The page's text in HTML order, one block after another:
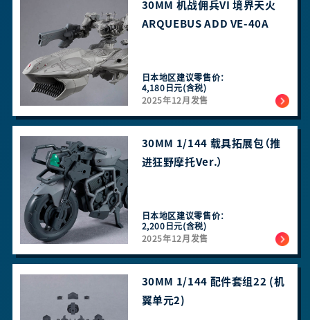
30MM 机战佣兵VI 境界天火
ARQUEBUS ADD VE-40A
日本地区建议零售价：
4,180日元(含税)
2025年12月发售
30MM 1/144 载具拓展包（推
进狂野摩托Ver.）
日本地区建议零售价：
2,200日元(含税)
2025年12月发售
30MM 1/144 配件套组22 (机
翼单元2)